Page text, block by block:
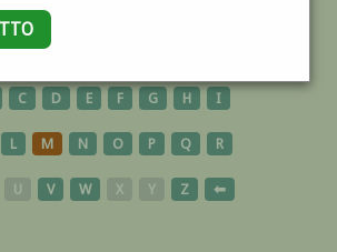
C D E F G H I
L M N O P Q R
U V W X Y Z ⬅